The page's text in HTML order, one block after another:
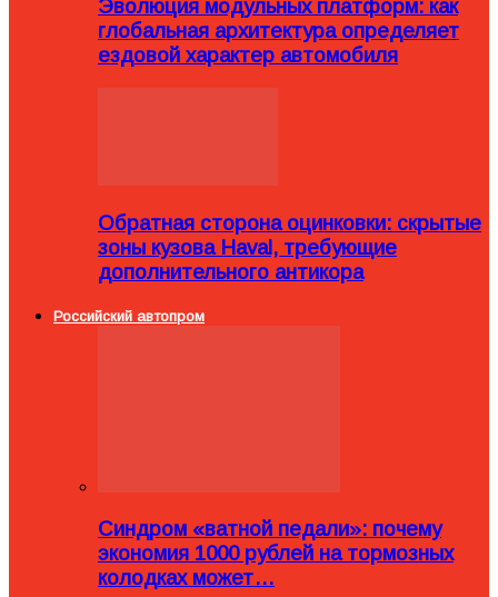
Эволюция модульных платформ: как
глобальная архитектура определяет
ездовой характер автомобиля
Обратная сторона оцинковки: скрытые
зоны кузова Haval, требующие
дополнительного антикора
Российский автопром
Синдром «ватной педали»: почему
экономия 1000 рублей на тормозных
колодках может…